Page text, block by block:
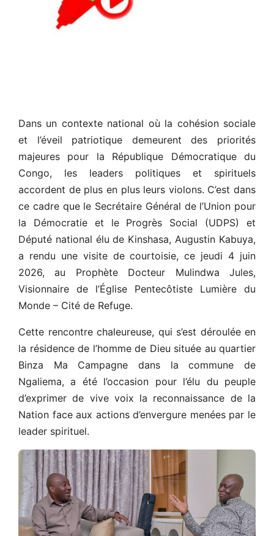
Dans un contexte national où la cohésion sociale
et l’éveil patriotique demeurent des priorités
majeures pour la République Démocratique du
Congo, les leaders politiques et spirituels
accordent de plus en plus leurs violons. C’est dans
ce cadre que le Secrétaire Général de l’Union pour
la Démocratie et le Progrès Social (UDPS) et
Député national élu de Kinshasa, Augustin Kabuya,
a rendu une visite de courtoisie, ce jeudi 4 juin
2026, au Prophète Docteur Mulindwa Jules,
Visionnaire de l’Église Pentecôtiste Lumière du
Monde – Cité de Refuge.
Cette rencontre chaleureuse, qui s’est déroulée en
la résidence de l’homme de Dieu située au quartier
Binza Ma Campagne dans la commune de
Ngaliema, a été l’occasion pour l’élu du peuple
d’exprimer de vive voix la reconnaissance de la
Nation face aux actions d’envergure menées par le
leader spirituel.